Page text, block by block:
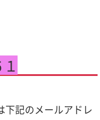
下記のメールアドレ